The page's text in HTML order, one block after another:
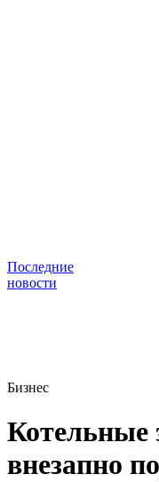
Последние
новости
Бизнес
Котельные
внезапно